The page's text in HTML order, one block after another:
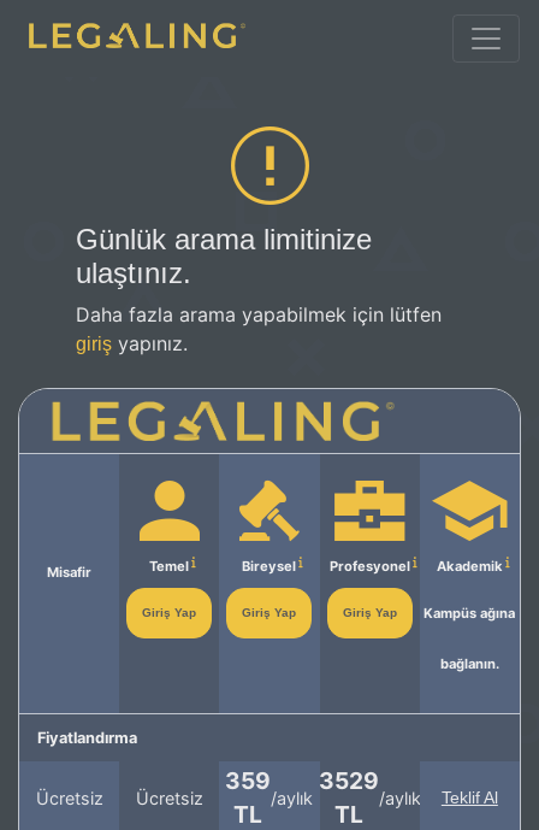
Günlük arama limitinize
ulaştınız.
Daha fazla arama yapabilmek için lütfen
giriş yapınız.
Misafir Temel
Giriş Yap
Bireysel
Giriş Yap
Profesyonel
Giriş Yap
Akademik
Kampüs ağına
bağlanın.
Fiyatlandırma
Ücretsiz Ücretsiz
359
TL
/aylık
3529
TL
/aylık Teklif Al